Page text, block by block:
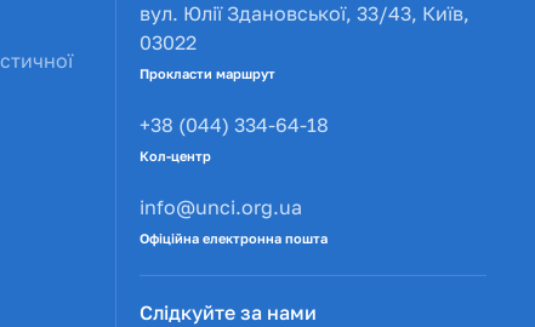
вул. Юлії Здановської, 33/43, Київ,
03022
Прокласти маршрут
+38 (044) 334-64-18
Кол-центр
info@unci.org.ua
Офіційна електронна пошта
Слідкуйте за нами